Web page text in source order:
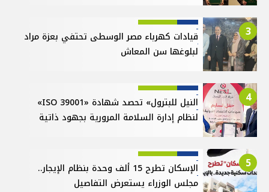
3
قيادات كهرباء مصر الوسطى تحتفي بعزة مراد
لبلوغها سن المعاش
4
النيل للبترول» تحصد شهادة «ISO 39001»
لنظام إدارة السلامة المرورية بجهود ذاتية
5
الإسكان تطرح 15 ألف وحدة بنظام الإيجار..
مجلس الوزراء يستعرض التفاصيل